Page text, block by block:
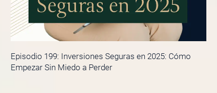
Episodio 199: Inversiones Seguras en 2025: Cómo
Empezar Sin Miedo a Perder